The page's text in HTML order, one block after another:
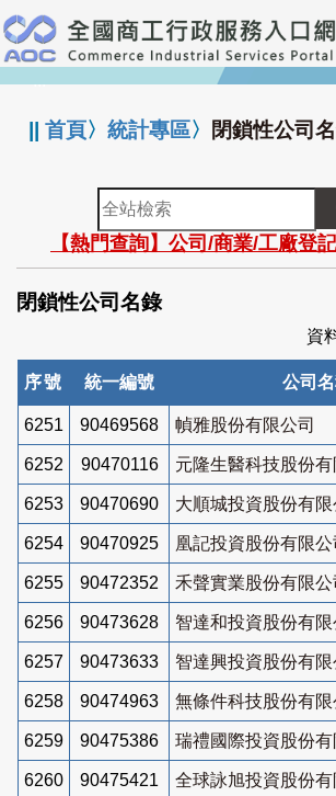
跳
到
主
要
:::
||首頁〉統計專區〉 閉鎖性公司
全
站
檢
索
【熱門查詢】公司/商業/工廠登
閉鎖性公司名錄
資
序號 統一編號 公司
6251 90469568 幀雅股份有限公司
6252 90470116 元隆生醫科技股份有
6253 90470690 大順城投資股份有限
6254 90470925 凰記投資股份有限公
6255 90472352 禾聲實業股份有限公
6256 90473628 智達和投資股份有限
6257 90473633 智達興投資股份有限
6258 90474963 無條件科技股份有限
6259 90475386 瑞禮國際投資股份有
6260 90475421 全球詠旭投資股份有